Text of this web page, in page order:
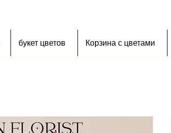
букет цветов Корзина с цветами